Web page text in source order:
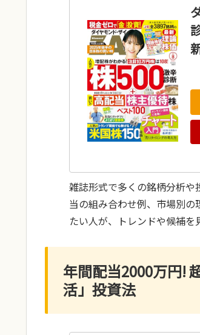
雑誌形式で多くの銘柄分析
当の組み合わせ例、市場別
たい人が、トレンドや候補を
年間配当2000万円!
活」投資法